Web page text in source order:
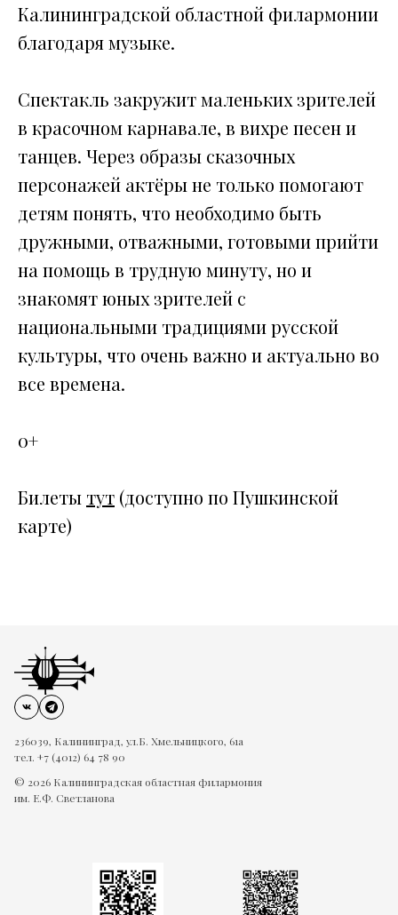
Калининградской областной филармонии
благодаря музыке.
Спектакль закружит маленьких зрителей
в красочном карнавале, в вихре песен и
танцев. Через образы сказочных
персонажей актёры не только помогают
детям понять, что необходимо быть
дружными, отважными, готовыми прийти
на помощь в трудную минуту, но и
знакомят юных зрителей с
национальными традициями русской
культуры, что очень важно и актуально во
все времена.
0+
Билеты тут (доступно по Пушкинской
карте)
236039, Калининград, ул.Б. Хмельницкого, 61а
тел. +7 (4012) 64 78 90
© 2026 Калининградская областная филармония
им. Е.Ф. Светланова